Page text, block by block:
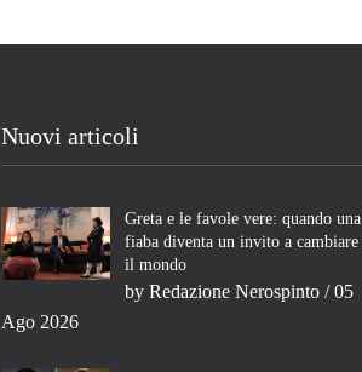
Nuovi articoli
Greta e le favole vere: quando una
fiaba diventa un invito a cambiare
il mondo
by Redazione Nerospinto / 05
Ago 2026